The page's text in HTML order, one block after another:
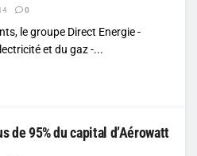
0
le groupe Direct Energie -
et du gaz -...
de 95% du capital d’Aérowatt